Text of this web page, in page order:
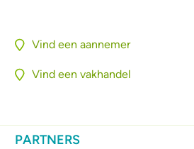
Vind een aannemer
Vind een vakhandel
PARTNERS